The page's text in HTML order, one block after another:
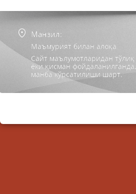
Манзил:
Маъмурият билан алоқа
Сайт маълумотларидан тўлиқ
ёки қисман фойдаланилганда,
манба кўрсатилиши шарт.